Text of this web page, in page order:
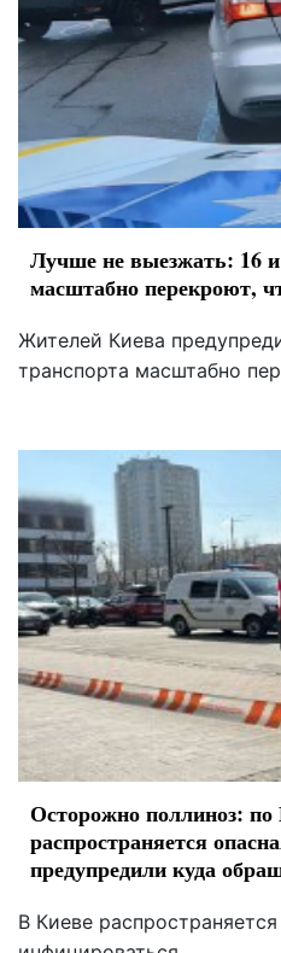
Лучше не выезжать: 16
масштабно перекроют,
Жителей Киева
транспорта масштабно
Осторожно поллиноз: по
распространяется
предупредили куда
В Киеве